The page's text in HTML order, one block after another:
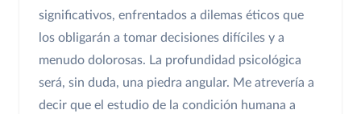
significativos, enfrentados a dilemas éticos que
los obligarán a tomar decisiones difíciles y a
menudo dolorosas. La profundidad psicológica
será, sin duda, una piedra angular. Me atrevería a
decir que el estudio de la condición humana a